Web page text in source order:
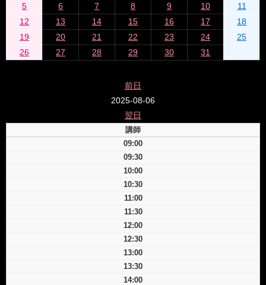
5
6 7 8 9 10
11
12
13 14 15 16 17
18
19
20 21 22 23 24
25
26
27 28 29 30 31
前日
2025-08-06
翌日
講師
09:00
09:30
10:00
10:30
11:00
11:30
12:00
12:30
13:00
13:30
14:00